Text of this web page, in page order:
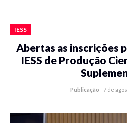
IESS
Abertas as inscrições
IESS de Produção
Publicação - 7 de